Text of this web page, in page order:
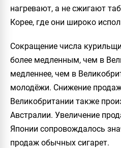
нагревают, а не сжигают
Корее, где они широко
Сокращение числа
более медленным, чем в
медленнее, чем в
молодёжи. Снижение
Великобритании также
Австралии. Увеличение
Японии сопровождалось
продаж обычных сигарет.